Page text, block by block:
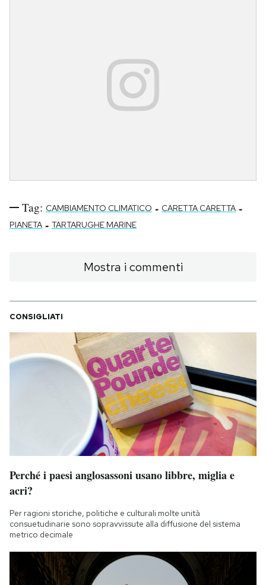
Tag: CAMBIAMENTO CLIMATICO - CARETTA CARETTA -
PIANETA - TARTARUGHE MARINE
Mostra i commenti
CONSIGLIATI
Perché i paesi anglosassoni usano libbre, miglia e
acri?
Per ragioni storiche, politiche e culturali molte unità
consuetudinarie sono sopravvissute alla diffusione del sistema
metrico decimale